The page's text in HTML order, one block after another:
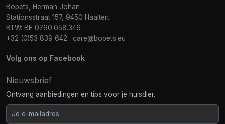
Bopets, Herman Johan
Stationsstraat 157, 9450 Haaltert
BTW: BE 0760.058.346
+32 (0)53 839 642 · care@bopets.eu
Volg ons op Facebook
Nieuwsbrief
Ontvang aanbiedingen en tips voor je huisdier.